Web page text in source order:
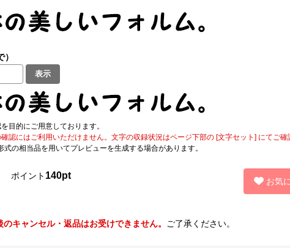
表示
目的にご用意しております。
認にはご利用いただけません。文字の収録状況はページ下部の [文字セット] にてご確
の相当品を用いてプレビューを生成する場合があります。
ポイント 140pt
お気
のキャンセル・返品はお受けできません。 ご了承ください。